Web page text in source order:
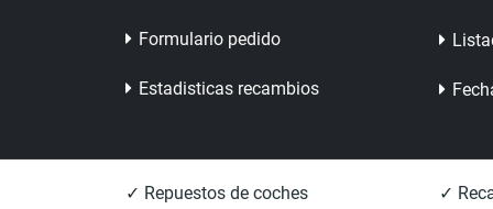
Formulario pedido
Estadisticas recambios
✓ Repuestos de coches
✓